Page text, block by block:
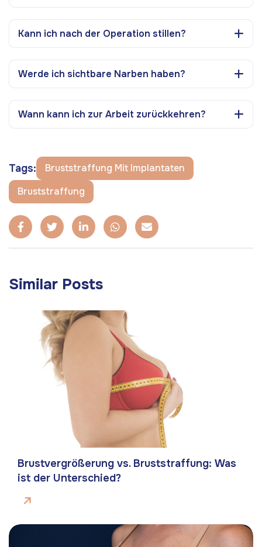
Kann ich nach der Operation stillen?
Werde ich sichtbare Narben haben?
Wann kann ich zur Arbeit zurückkehren?
Tags:
Bruststraffung Mit Implantaten
Bruststraffung
Similar Posts
Brustvergrößerung vs. Bruststraffung: Was
ist der Unterschied?